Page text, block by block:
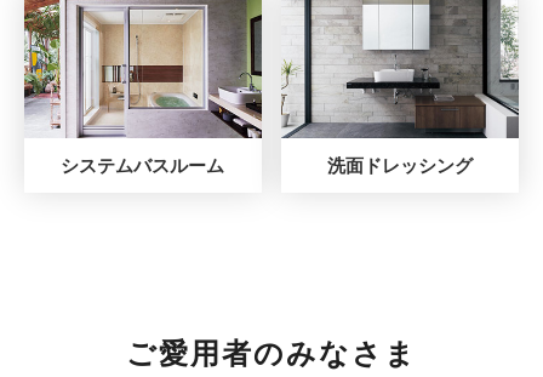
システムバスルーム 洗面ドレッシング
ご愛用者のみなさま